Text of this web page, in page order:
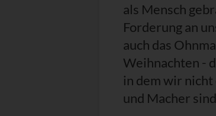
als Mensch
Forderung an
auch das
Weihnachten -
in dem wir
und Macher